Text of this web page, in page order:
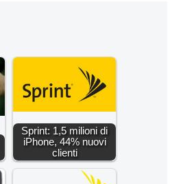
Sprint: 1,5 milioni di
iPhone, 44% nuovi
clienti